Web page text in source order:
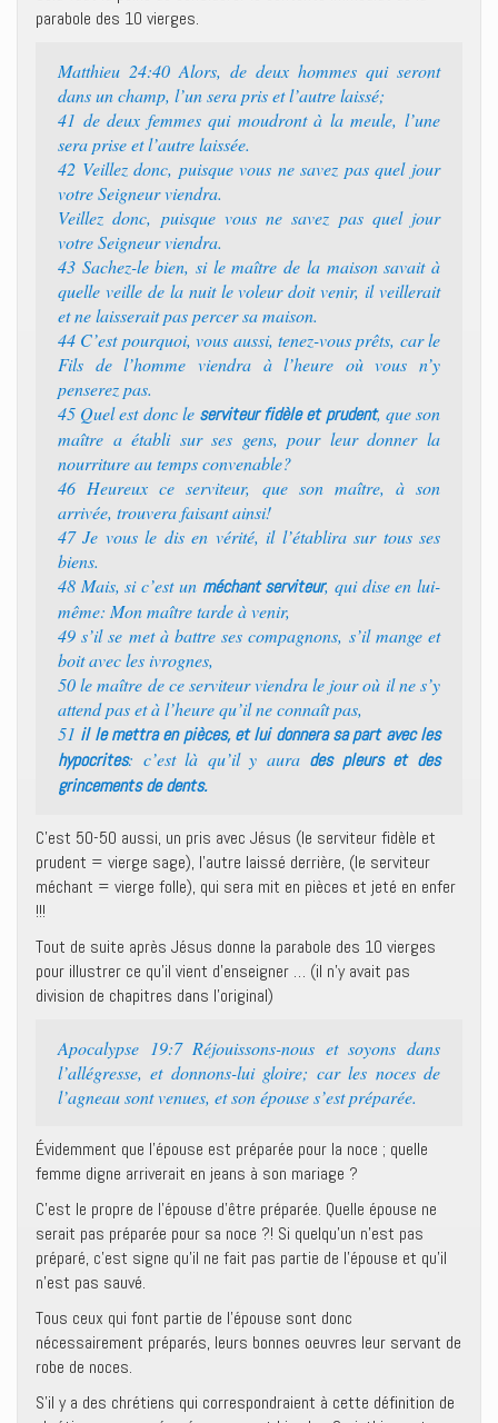
parabole des 10 vierges.
Matthieu 24:40 Alors, de deux hommes qui seront
dans un champ, l’un sera pris et l’autre laissé;
41 de deux femmes qui moudront à la meule, l’une
sera prise et l’autre laissée.
42 Veillez donc, puisque vous ne savez pas quel jour
votre Seigneur viendra.
Veillez donc, puisque vous ne savez pas quel jour
votre Seigneur viendra.
43 Sachez-le bien, si le maître de la maison savait à
quelle veille de la nuit le voleur doit venir, il veillerait
et ne laisserait pas percer sa maison.
44 C’est pourquoi, vous aussi, tenez-vous prêts, car le
Fils de l’homme viendra à l’heure où vous n’y
penserez pas.
45 Quel est donc le serviteur fidèle et prudent, que son
maître a établi sur ses gens, pour leur donner la
nourriture au temps convenable?
46 Heureux ce serviteur, que son maître, à son
arrivée, trouvera faisant ainsi!
47 Je vous le dis en vérité, il l’établira sur tous ses
biens.
48 Mais, si c’est un méchant serviteur, qui dise en lui-
même: Mon maître tarde à venir,
49 s’il se met à battre ses compagnons, s’il mange et
boit avec les ivrognes,
50 le maître de ce serviteur viendra le jour où il ne s’y
attend pas et à l’heure qu’il ne connaît pas,
51 il le mettra en pièces, et lui donnera sa part avec les
hypocrites: c’est là qu’il y aura des pleurs et des
grincements de dents.
C’est 50-50 aussi, un pris avec Jésus (le serviteur fidèle et
prudent = vierge sage), l’autre laissé derrière, (le serviteur
méchant = vierge folle), qui sera mit en pièces et jeté en enfer
!!!
Tout de suite après Jésus donne la parabole des 10 vierges
pour illustrer ce qu’il vient d’enseigner … (il n’y avait pas
division de chapitres dans l’original)
Apocalypse 19:7 Réjouissons-nous et soyons dans
l’allégresse, et donnons-lui gloire; car les noces de
l’agneau sont venues, et son épouse s’est préparée.
Évidemment que l’épouse est préparée pour la noce ; quelle
femme digne arriverait en jeans à son mariage ?
C’est le propre de l’épouse d’être préparée. Quelle épouse ne
serait pas préparée pour sa noce ?! Si quelqu’un n’est pas
préparé, c’est signe qu’il ne fait pas partie de l’épouse et qu’il
n’est pas sauvé.
Tous ceux qui font partie de l’épouse sont donc
nécessairement préparés, leurs bonnes oeuvres leur servant de
robe de noces.
S’il y a des chrétiens qui correspondraient à cette définition de